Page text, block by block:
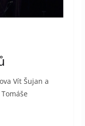
Vít Šujan a